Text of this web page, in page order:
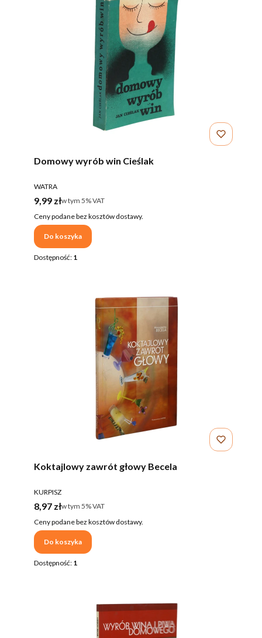
Domowy wyrób win Cieślak
PRODUCENT
WATRA
Cena brutto
9,99 złw tym %s VAT
w tym 5%VAT
Ceny podane bez kosztów dostawy.
Do koszyka
Dostępność: 1
Koktajlowy zawrót głowy Becela
PRODUCENT
KURPISZ
Cena brutto
8,97 złw tym %s VAT
w tym 5%VAT
Ceny podane bez kosztów dostawy.
Do koszyka
Dostępność: 1